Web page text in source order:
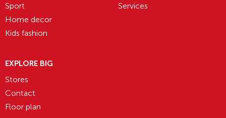
Sport
Home decor
Kids fashion
Services
EXPLORE BIG
Stores
Contact
Floor plan